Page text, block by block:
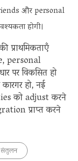
और personal
होगी।
प्राथमिकताएँ
personal
पर विकसित हो
हो, नई
को adjust करने
प्राप्त करने
संतुलन